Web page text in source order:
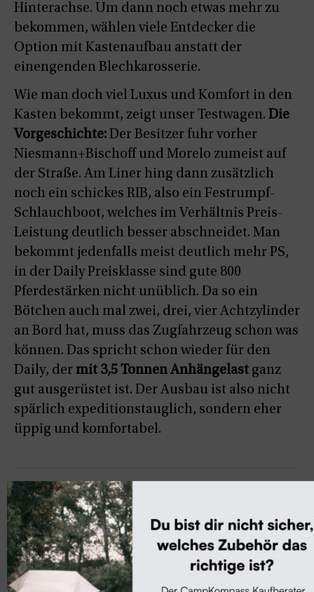
Hinterachse. Um dann noch etwas mehr zu
bekommen, wählen viele Entdecker die
Option mit Kastenaufbau anstatt der
einengenden Blechkarosserie.
Wie man doch viel Luxus und Komfort in den
Kasten bekommt, zeigt unser Testwagen. Die
Vorgeschichte: Der Besitzer fuhr vorher
Niesmann+Bischoff und Morelo zumeist auf
der Straße. Am Liner hing dann zusätzlich
noch ein schickes RIB, also ein Festrumpf-
Schlauchboot, welches im Verhältnis Preis-
Leistung deutlich besser abschneidet. Man
bekommt jedenfalls meist deutlich mehr PS,
in der Daily Preisklasse sind gute 800
Pferdestärken nicht unüblich. Da so ein
Bötchen auch mal zwei, drei, vier Achtzylinder
an Bord hat, muss das Zugfahrzeug schon was
können. Das spricht schon wieder für den
Daily, der mit 3,5 Tonnen Anhängelast ganz
gut ausgerüstet ist. Der Ausbau ist also nicht
spärlich expeditionstauglich, sondern eher
üppig und komfortabel.
MEHR ZUM THEMA
Camper-Neuheiten
Neuheit: Dreamer Lift Van Up Select mit XXL-
Hubbett
Camper-Neuheiten